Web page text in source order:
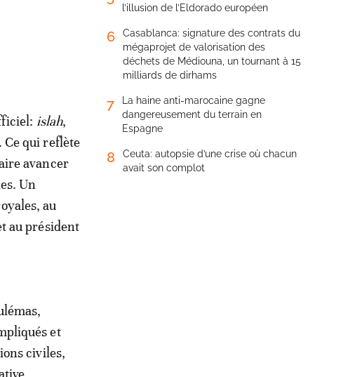
islah,
Ce qui reflète
avancer
Un
au
au président
et
civiles,
l’illusion de l’Eldorado européen
6
Casablanca: signature des contrats du
mégaprojet de valorisation des
déchets de Médiouna, un tournant à 15
milliards de dirhams
7
La haine anti-marocaine gagne
dangereusement du terrain en
Espagne
8
Ceuta: autopsie d’une crise où chacun
avait son complot